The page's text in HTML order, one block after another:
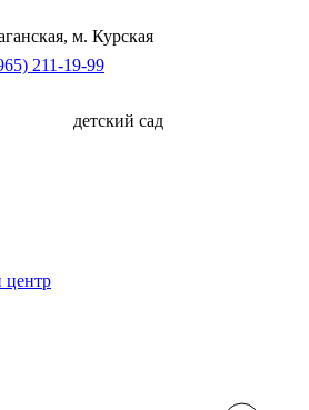
м. Курская
211-19-99
детский сад